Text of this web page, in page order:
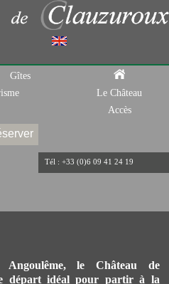
Gîtes
Le Château
Accès
Tél : +33 (0)6 09 41 24 19
le Château de
départ idéal pour partir à la